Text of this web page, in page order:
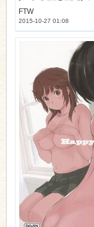
FTW
2015-10-27 01:08